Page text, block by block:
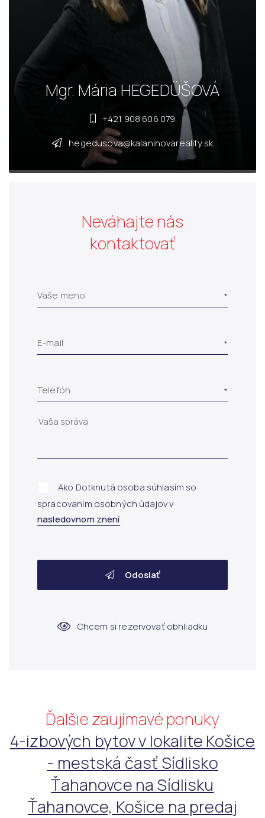
Mgr. Mária HEGEDÜŠOVÁ
+421 908 606 079
hegedusova@kalaninovareality.sk
Neváhajte nás
kontaktovať
Vaše meno
E-mail
Telefón
Ako Dotknutá osoba súhlasím so
spracovaním osobných údajov v
nasledovnom znení.
Odoslať
Chcem si rezervovať obhliadku
Ďalšie zaujímavé ponuky
4-izbových bytov v lokalite Košice
- mestská časť Sídlisko
Ťahanovce na Sídlisku
Ťahanovce, Košice na predaj